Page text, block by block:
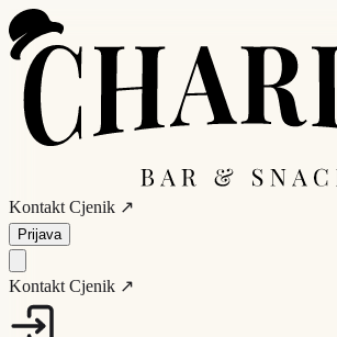
Kontakt Cjenik ↗
Prijava
Kontakt Cjenik ↗